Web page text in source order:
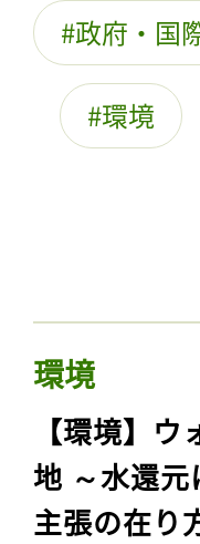
政府・国
環境
環境
【環境】
地 ～水還
主張の在り